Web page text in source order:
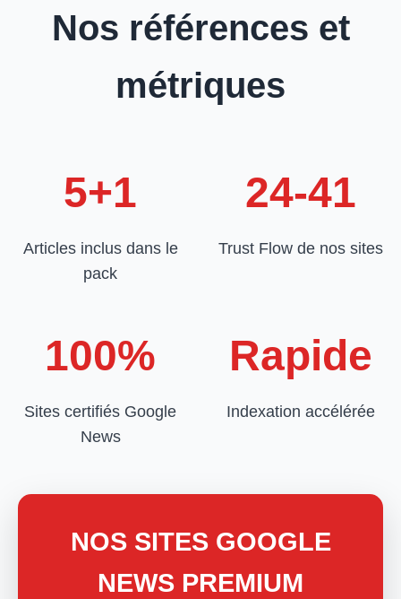
Nos références et
métriques
5+1
Articles inclus dans le
pack
24-41
Trust Flow de nos sites
100%
Sites certifiés Google
News
Rapide
Indexation accélérée
NOS SITES GOOGLE
NEWS PREMIUM